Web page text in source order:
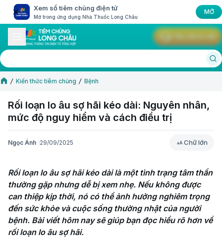
Xem sổ tiêm chủng điện tử
Mở trong ứng dụng Nhà Thuốc Long Châu
MỞ
Kiến thức tiêm chủng Bệnh
Rối loạn lo âu sợ hãi kéo dài: Nguyên nhân,
mức độ nguy hiểm và cách điều trị
Ngọc Ánh 29/09/2025 Chữ lớn
Chữ lớn
Rối loạn lo âu sợ hãi kéo dài là một tình trạng tâm thần
thường gặp nhưng dễ bị xem nhẹ. Nếu không được
can thiệp kịp thời, nó có thể ảnh hưởng nghiêm trọng
đến sức khỏe và cuộc sống thường nhật của người
bệnh. Bài viết hôm nay sẽ giúp bạn đọc hiểu rõ hơn về
rối loạn lo âu sợ hãi.